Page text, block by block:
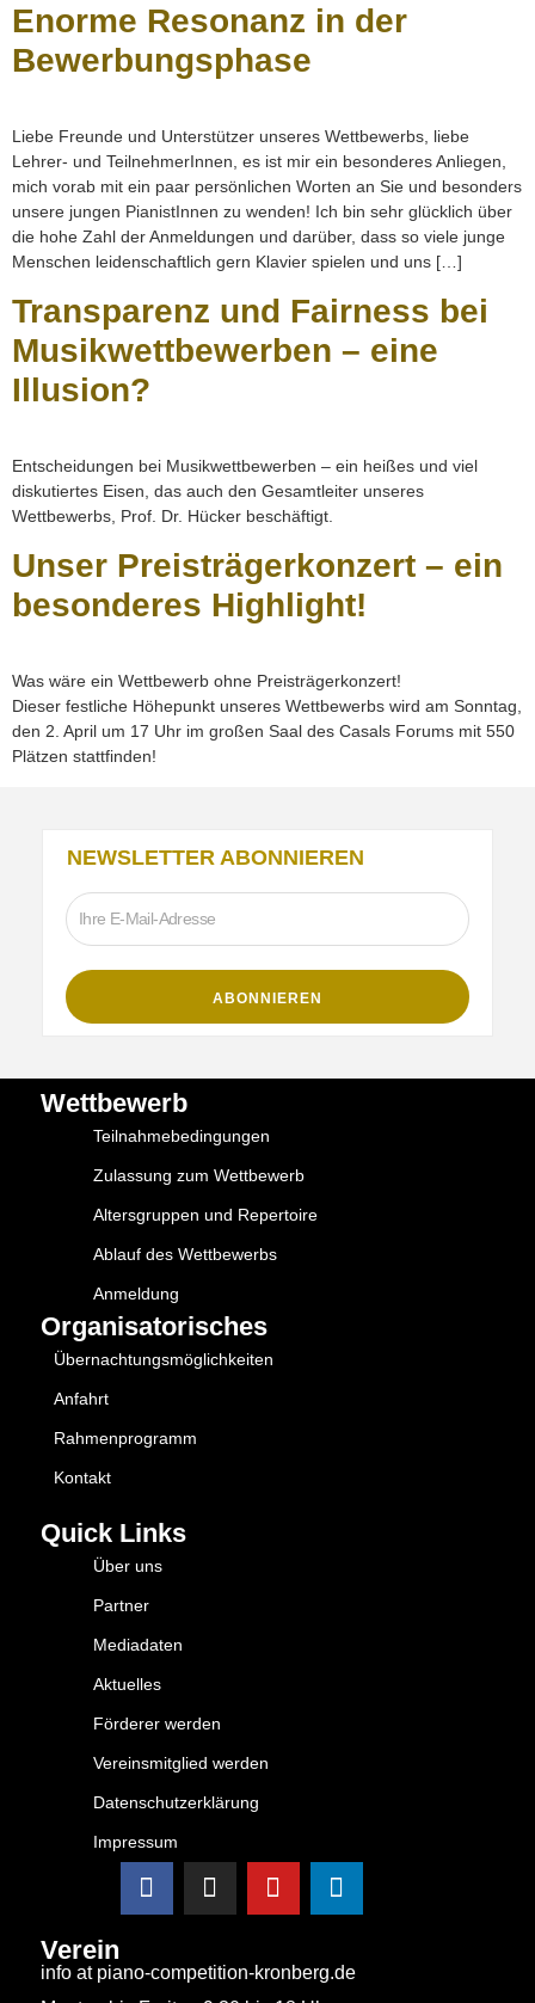
Enorme Resonanz in der
Bewerbungsphase
Liebe Freunde und Unterstützer unseres Wettbewerbs, liebe
Lehrer- und TeilnehmerInnen, es ist mir ein besonderes Anliegen,
mich vorab mit ein paar persönlichen Worten an Sie und besonders
unsere jungen PianistInnen zu wenden! Ich bin sehr glücklich über
die hohe Zahl der Anmeldungen und darüber, dass so viele junge
Menschen leidenschaftlich gern Klavier spielen und uns […]
Transparenz und Fairness bei
Musikwettbewerben – eine
Illusion?
Entscheidungen bei Musikwettbewerben – ein heißes und viel
diskutiertes Eisen, das auch den Gesamtleiter unseres
Wettbewerbs, Prof. Dr. Hücker beschäftigt.
Unser Preisträgerkonzert – ein
besonderes Highlight!
Was wäre ein Wettbewerb ohne Preisträgerkonzert!
Dieser festliche Höhepunkt unseres Wettbewerbs wird am Sonntag,
den 2. April um 17 Uhr im großen Saal des Casals Forums mit 550
Plätzen stattfinden!
NEWSLETTER ABONNIEREN
Wettbewerb
Teilnahmebedingungen
Zulassung zum Wettbewerb
Altersgruppen und Repertoire
Ablauf des Wettbewerbs
Anmeldung
Organisatorisches
Übernachtungsmöglichkeiten
Anfahrt
Rahmenprogramm
Kontakt
Quick Links
Über uns
Partner
Mediadaten
Aktuelles
Förderer werden
Vereinsmitglied werden
Datenschutzerklärung
Impressum
Verein
info at piano-competition-kronberg.de